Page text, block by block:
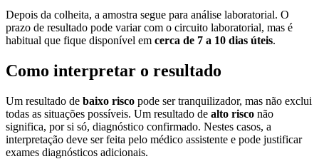
Depois da colheita, a amostra segue para análise laboratorial. O
prazo de resultado pode variar com o circuito laboratorial, mas é
habitual que fique disponível em cerca de 7 a 10 dias úteis.
Como interpretar o resultado
Um resultado de baixo risco pode ser tranquilizador, mas não exclui
todas as situações possíveis. Um resultado de alto risco não
significa, por si só, diagnóstico confirmado. Nestes casos, a
interpretação deve ser feita pelo médico assistente e pode justificar
exames diagnósticos adicionais.